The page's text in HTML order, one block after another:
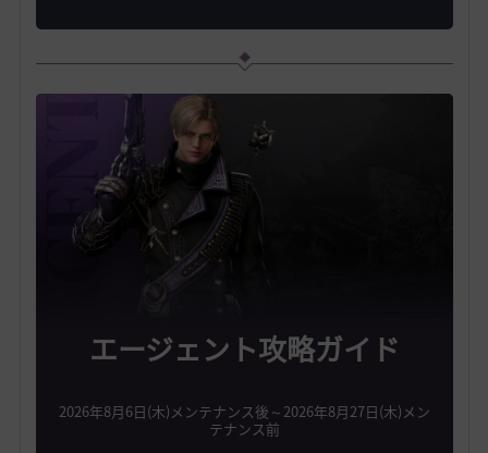
エージェント攻略ガイド
2026年8月6日(木)メンテナンス後～2026年8月27日(木)メン
テナンス前